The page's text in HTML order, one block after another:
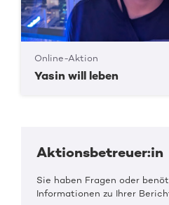
Online-Aktion
Yasin will leben
Aktionsbetreuer:in
Sie haben Fragen oder
Informationen zu Ihrer